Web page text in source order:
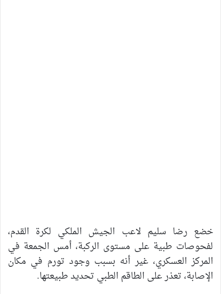
خضع رضا سليم لاعب الجيش الملكي لكرة القدم،
لفحوصات طبية على مستوى الركبة، أمس الجمعة في
المركز العسكري، غير أنه بسبب وجود تورم في مكان
الإصابة، تعذر على الطاقم الطبي تحديد طبيعتها.